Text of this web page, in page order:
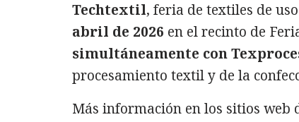
Techtextil, feria de textiles de
abril de 2026 en el recinto de
simultáneamente con
procesamiento textil y de la
Más información en los sitios web